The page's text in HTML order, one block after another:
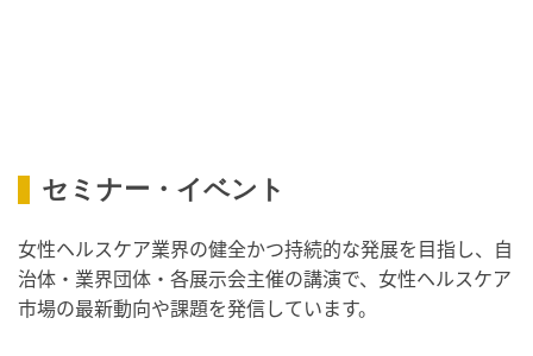
・歯ヂカラ探究月間
・人口内耳の日
・骨盤臓器脱 克服の日
セミナー・イベント
女性ヘルスケア業界の健全かつ持続的な発展を目指し、自
治体・業界団体・各展示会主催の講演で、女性ヘルスケア
市場の最新動向や課題を発信しています。